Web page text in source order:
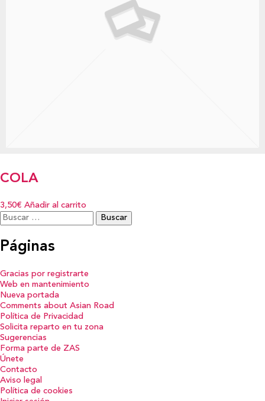
COLA
3,50€ Añadir al carrito
Buscar:
Páginas
Gracias por registrarte
Web en mantenimiento
Nueva portada
Comments about Asian Road
Política de Privacidad
Solicita reparto en tu zona
Sugerencias
Forma parte de ZAS
Únete
Contacto
Aviso legal
Política de cookies